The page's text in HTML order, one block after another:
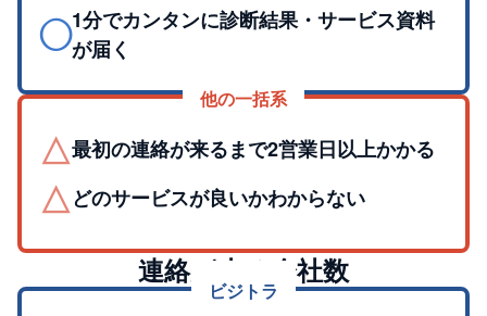
◯1分でカンタンに診断結果・サービス資料
が届く
他の一括系
△最初の連絡が来るまで2営業日以上かかる
△どのサービスが良いかわからない
連絡が来る会社数
ビジトラ